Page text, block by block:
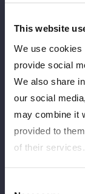
This website
We use cookies
provide social
We also share
our social
may combine it
provided to
of their services.
は、一般発売にて
FC paid
sale